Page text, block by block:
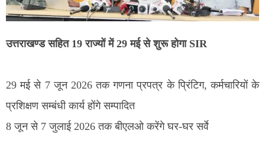
उत्तराखण्ड सहित 19 राज्यों में 29 मई से शुरू होगा SIR
29 मई से 7 जून 2026 तक गणना प्रपत्र के प्रिंटिग, कर्मचारियों के
प्रशिक्षण सम्बंधी कार्य होंगे सम्पादित
8 जून से 7 जुलाई 2026 तक बीएलओ करेंगे घर-घर सर्वे